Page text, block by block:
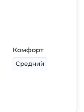
Комфорт
Средний